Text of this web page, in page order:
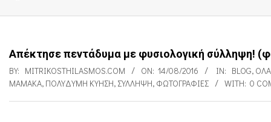
Απέκτησε πεντάδυμα με φυσιολογική σύλληψη!
BY: MITRIKOSTHILASMOS.COM ON: 14/08/2016 IN: BLOG, ΌΛΑ
ΜΑΜΆΚΑ, ΠΟΛΎΔΥΜΗ ΚΎΗΣΗ, ΣΎΛΛΗΨΗ, ΦΩΤΟΓΡΑΦΊΕΣ WITH: 0